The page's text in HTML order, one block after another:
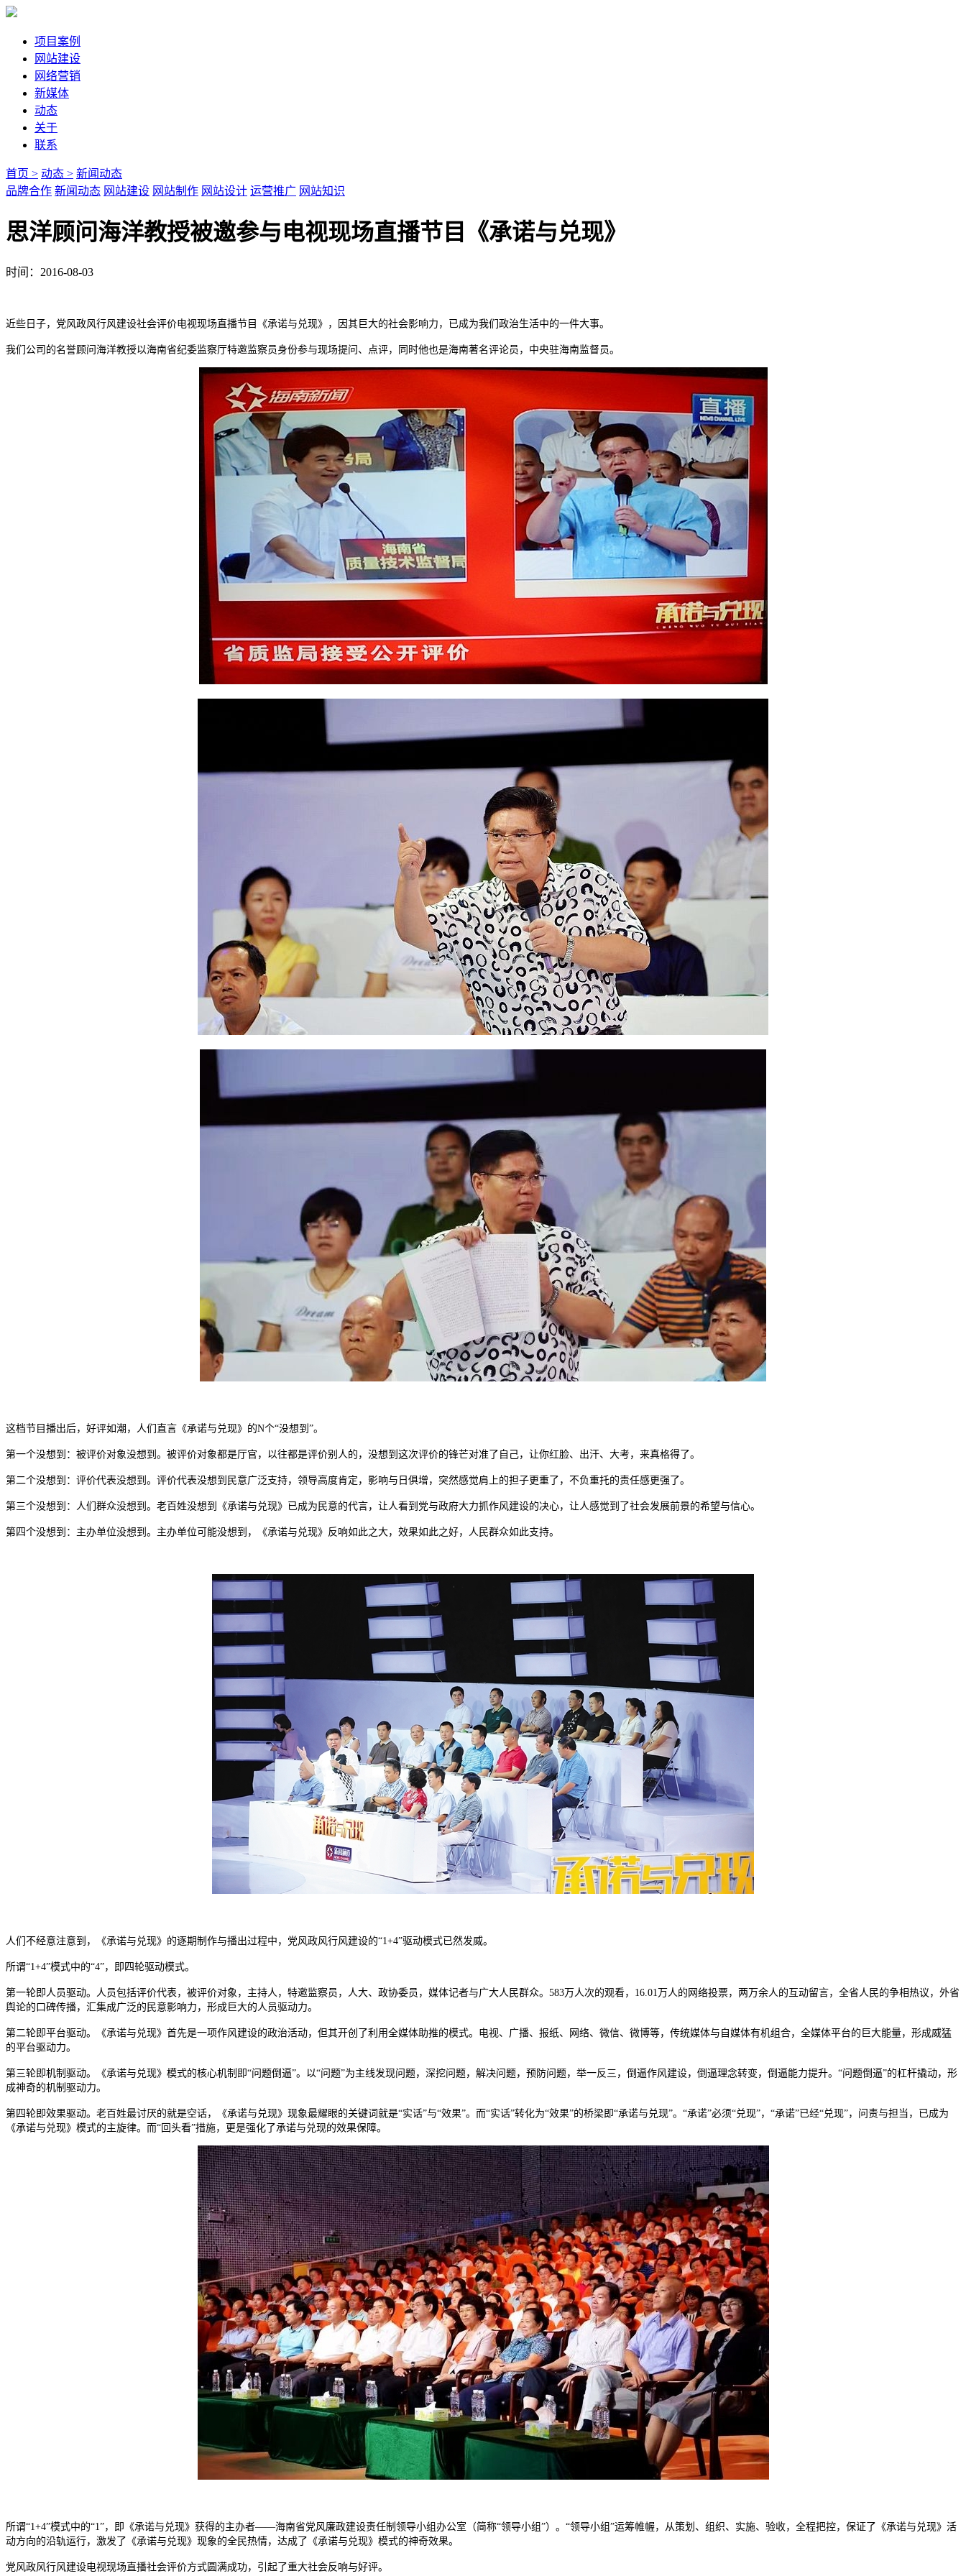
项目案例
网站建设
网络营销
新媒体
动态
关于
联系
首页 > 动态 > 新闻动态
品牌合作 新闻动态 网站建设 网站制作 网站设计 运营推广 网站知识
思洋顾问海洋教授被邀参与电视现场直播节目《承诺与兑现》
时间：2016-08-03
近些日子，党风政风行风建设社会评价电视现场直播节目《承诺与兑现》，因其巨大的社会影响力，已成为我们政治生活中的一件大事。
我们公司的名誉顾问海洋教授以海南省纪委监察厅特邀监察员身份参与现场提问、点评，同时他也是海南著名评论员，中央驻海南监督员。
这档节目播出后，好评如潮，人们直言《承诺与兑现》的N个“没想到”。
第一个没想到：被评价对象没想到。被评价对象都是厅官，以往都是评价别人的，没想到这次评价的锋芒对准了自己，让你红脸、出汗、大考，来真格得了。
第二个没想到：评价代表没想到。评价代表没想到民意广泛支持，领导高度肯定，影响与日俱增，突然感觉肩上的担子更重了，不负重托的责任感更强了。
第三个没想到：人们群众没想到。老百姓没想到《承诺与兑现》已成为民意的代言，让人看到党与政府大力抓作风建设的决心，让人感觉到了社会发展前景的希望与信心。
第四个没想到：主办单位没想到。主办单位可能没想到，《承诺与兑现》反响如此之大，效果如此之好，人民群众如此支持。
人们不经意注意到，《承诺与兑现》的逐期制作与播出过程中，党风政风行风建设的“1+4”驱动模式已然发威。
所谓“1+4”模式中的“4”，即四轮驱动模式。
第一轮即人员驱动。人员包括评价代表，被评价对象，主持人，特邀监察员，人大、政协委员，媒体记者与广大人民群众。583万人次的观看，16.01万人的网络投票，两万余人的互动留言，全省人民的争相热议，外省
舆论的口碑传播，汇集成广泛的民意影响力，形成巨大的人员驱动力。
第二轮即平台驱动。《承诺与兑现》首先是一项作风建设的政治活动，但其开创了利用全媒体助推的模式。电视、广播、报纸、网络、微信、微博等，传统媒体与自媒体有机组合，全媒体平台的巨大能量，形成威猛
的平台驱动力。
第三轮即机制驱动。《承诺与兑现》模式的核心机制即“问题倒逼”。以“问题”为主线发现问题，深挖问题，解决问题，预防问题，举一反三，倒逼作风建设，倒逼理念转变，倒逼能力提升。“问题倒逼”的杠杆撬动，形
成神奇的机制驱动力。
第四轮即效果驱动。老百姓最讨厌的就是空话，《承诺与兑现》现象最耀眼的关键词就是“实话”与“效果”。而“实话”转化为“效果”的桥梁即“承诺与兑现”。“承诺”必须“兑现”，“承诺”已经“兑现”，问责与担当，已成为
《承诺与兑现》模式的主旋律。而“回头看”措施，更是强化了承诺与兑现的效果保障。
所谓“1+4”模式中的“1”，即《承诺与兑现》获得的主办者——海南省党风廉政建设责任制领导小组办公室（简称“领导小组”）。“领导小组”运筹帷幄，从策划、组织、实施、验收，全程把控，保证了《承诺与兑现》活
动方向的沿轨运行，激发了《承诺与兑现》现象的全民热情，达成了《承诺与兑现》模式的神奇效果。
党风政风行风建设电视现场直播社会评价方式圆满成功，引起了重大社会反响与好评。